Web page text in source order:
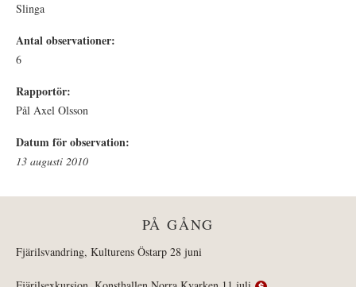
Slinga
Antal observationer:
6
Rapportör:
Pål Axel Olsson
Datum för observation:
13 augusti 2010
PÅ GÅNG
Fjärilsvandring, Kulturens Östarp 28 juni